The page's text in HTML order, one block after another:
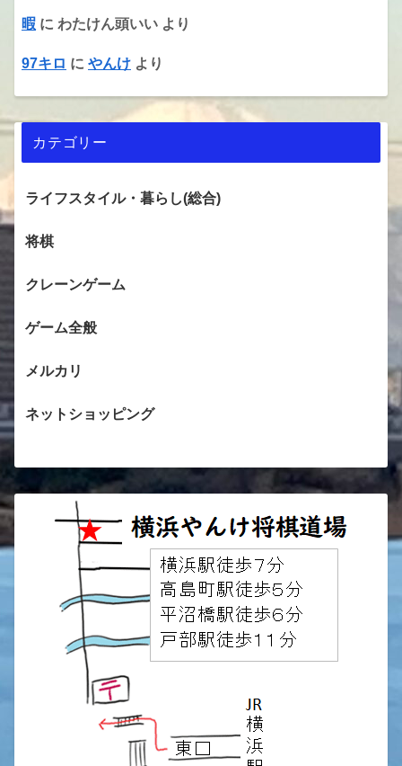
暇 に わたけん頭いい より
97キロ に やんけ より
カテゴリー
ライフスタイル・暮らし(総合)
将棋
クレーンゲーム
ゲーム全般
メルカリ
ネットショッピング